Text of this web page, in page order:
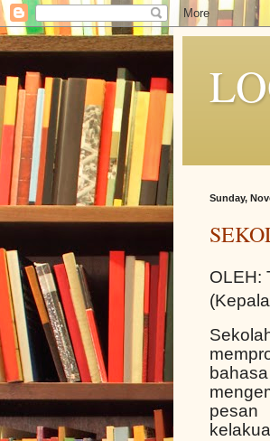
Sunday,
OLEH: